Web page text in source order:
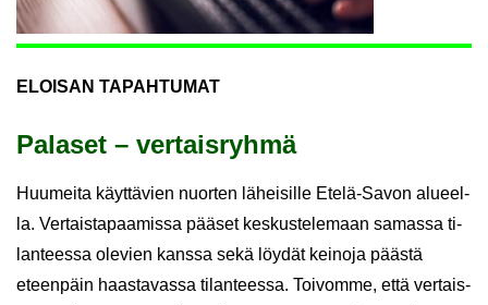
Pa­la­set – ver­tais­ryh­mä
ELOI­SAN TA­PAH­TU­MAT
Huu­mei­ta käyt­tä­vien nuor­ten lä­hei­sil­le Etelä-​Savon alu­eel­
la. Ver­tais­ta­paa­mis­sa pää­set kes­kus­te­le­maan sa­mas­sa ti­
lan­tees­sa ole­vien kans­sa sekä löy­dät kei­no­ja pääs­tä
eteen­päin haas­ta­vas­sa ti­lan­tees­sa. Toi­vom­me, että ver­tais­